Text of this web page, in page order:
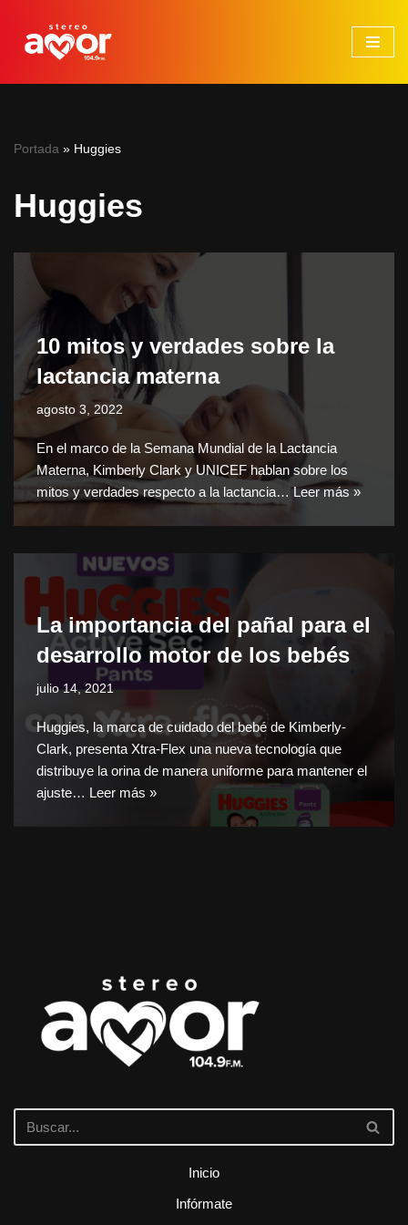
Saltar
Portada » Huggies
Huggies
10 mitos y verdades sobre la
lactancia materna
agosto 3, 2022
En el marco de la Semana Mundial de la Lactancia
Materna, Kimberly Clark y UNICEF hablan sobre los
mitos y verdades respecto a la lactancia…Leer más »
La importancia del pañal para el
desarrollo motor de los bebés
julio 14, 2021
Huggies, la marca de cuidado del bebé de Kimberly-
Clark, presenta Xtra-Flex una nueva tecnología que
distribuye la orina de manera uniforme para mantener el
ajuste… Leer más »
Inicio
Infórmate